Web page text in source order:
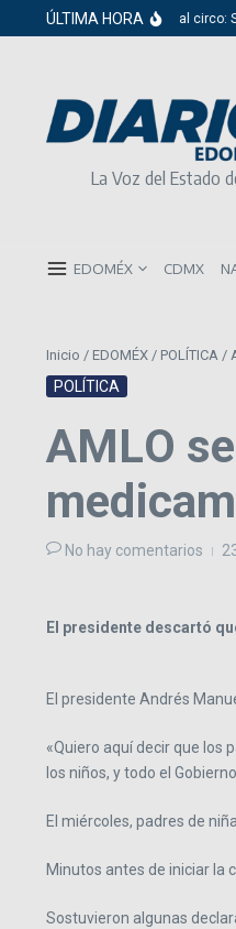
Saltar al contenido
ÚLTIMA HORA
Del cabildo al circo:
La Voz del Estado
EDOMÉX CDMX
Inicio / EDOMÉX / POLÍTICA /
POLÍTICA
AMLO
No hay comentarios
El presidente descartó
El presidente Andrés
«Quiero aquí decir que los
los niños, y todo el
El miércoles, padres de
Minutos antes de iniciar la
Sostuvieron algunas